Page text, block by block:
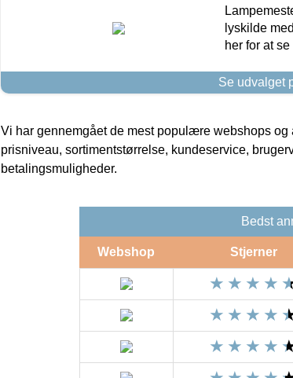
lyskilde
her for at
Se udvalget
Vi har gennemgået de mest populære webshops
prisniveau, sortimentstørrelse, kundeservice,
betalingsmuligheder.
Bedst
Webshop Stjerner